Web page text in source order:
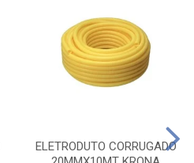
ELETRODUTO CORRUGADO